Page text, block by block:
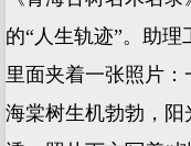
的“人生轨迹”。助理
里面夹着一张照片
海棠树生机勃勃，阳